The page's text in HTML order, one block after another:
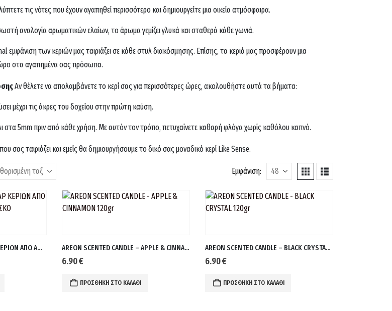
τις νότες που έχουν αγαπηθεί περισσότερο και δημιουργείτε μια οικεία ατμόσφαιρα.
αναλογία αρωματικών ελαίων, το άρωμα γεμίζει γλυκά και σταθερά κάθε γωνιά.
εμφάνιση των κεριών μας ταιριάζει σε κάθε στυλ διακόσμησης. Επίσης, τα κεριά μας προσφέρουν μια
στα αγαπημένα σας πρόσωπα.
Αν θέλετε να απολαμβάνετε το κερί σας για περισσότερες ώρες, ακολουθήστε αυτά τα βήματα:
μέχρι τις άκρες του δοχείου στην πρώτη καύση.
στα 5mm πριν από κάθε χρήση. Με αυτόν τον τρόπο, πετυχαίνετε καθαρή φλόγα χωρίς καθόλου καπνό.
σας ταιριάζει και εμείς θα δημιουργήσουμε το δικό σας μοναδικό κερί Like Sense.
Εμφάνιση:
4 ΤΕΜΑΧΙΑ/ΣΕΤ ΑΞΕΣΟΥΑΡ ΚΕΡΙΩΝ ΑΠΟ ΑΝΟΞΕΙΔΩΤΟ ΑΤΣΑΛΙ ΜΕ ΔΙΣΚΟ ΑΠΟΘΗΚΕΥΣΗΣ AREON SCENTED CANDLE – APPLE & CINNAMON 120gr
6.90€
ΠΡΟΣΘΉΚΗ ΣΤΟ ΚΑΛΆΘΙ
AREON SCENTED CANDLE – BLACK CRYSTAL 120gr
6.90€
ΠΡΟΣΘΉΚΗ ΣΤΟ ΚΑΛΆΘΙ